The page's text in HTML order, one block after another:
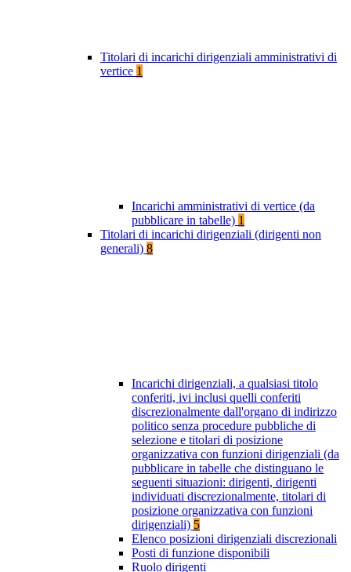
Titolari di incarichi dirigenziali amministrativi di
vertice 1
Incarichi amministrativi di vertice (da
pubblicare in tabelle) 1
Titolari di incarichi dirigenziali (dirigenti non
generali) 8
Incarichi dirigenziali, a qualsiasi titolo
conferiti, ivi inclusi quelli conferiti
discrezionalmente dall'organo di indirizzo
politico senza procedure pubbliche di
selezione e titolari di posizione
organizzativa con funzioni dirigenziali (da
pubblicare in tabelle che distinguano le
seguenti situazioni: dirigenti, dirigenti
individuati discrezionalmente, titolari di
posizione organizzativa con funzioni
dirigenziali) 5
Elenco posizioni dirigenziali discrezionali
Posti di funzione disponibili
Ruolo dirigenti